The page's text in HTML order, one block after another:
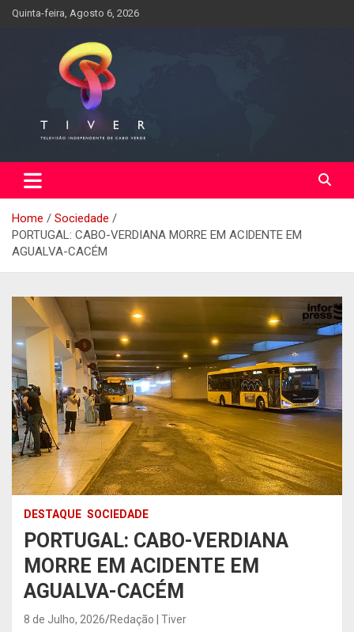
SkipQuinta-feira, Agosto 6, 2026
Home
Sociedade
PORTUGAL: CABO-VERDIANA MORRE EM ACIDENTE EM
AGUALVA-CACÉM
DESTAQUE SOCIEDADE
PORTUGAL: CABO-VERDIANA
MORRE EM ACIDENTE EM
AGUALVA-CACÉM
8 de Julho, 2026 Redação | Tiver